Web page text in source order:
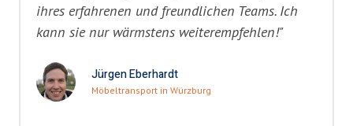
ihres erfahrenen und freundlichen Teams. Ich
kann sie nur wärmstens weiterempfehlen!"
Jürgen Eberhardt
Möbeltransport in Würzburg